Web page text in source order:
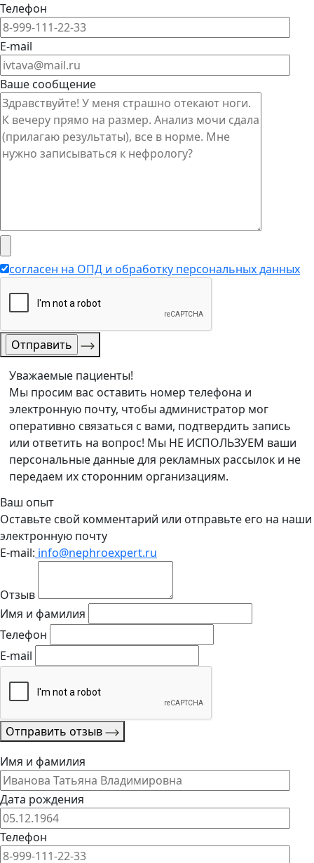
Телефон
E-mail
Ваше сообщение
согласен на ОПД и обработку персональных данных
Уважаемые пациенты!
Мы просим вас оставить номер телефона и
электронную почту, чтобы администратор мог
оперативно связаться с вами, подтвердить запись
или ответить на вопрос! Мы НЕ ИСПОЛЬЗУЕМ ваши
персональные данные для рекламных рассылок и не
передаем их сторонним организациям.
Ваш опыт
Оставьте свой комментарий или отправьте его на наши
электронную почту
E-mail: info@nephroexpert.ru
Отзыв
Имя и фамилия
Телефон
E-mail
Отправить отзыв
Имя и фамилия
Дата рождения
Телефон